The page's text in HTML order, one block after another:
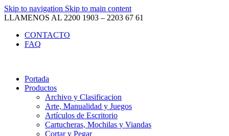
Skip to navigation Skip to main content
LLAMENOS AL 2200 1903 – 2203 67 61
CONTACTO
FAQ
Portada
Productos
Archivo y Clasificacion
Arte, Manualidad y Juegos
Artículos de Escritorio
Cartucheras, Mochilas y Viandas
Cortar y Pegar